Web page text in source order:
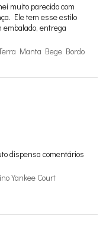
muito parecido com
Ele tem esse estilo
embalado, entrega
Manta Bege Bordo
dispensa comentários
Yankee Court